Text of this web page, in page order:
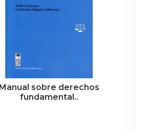
Manual sobre derechos
fundamental..